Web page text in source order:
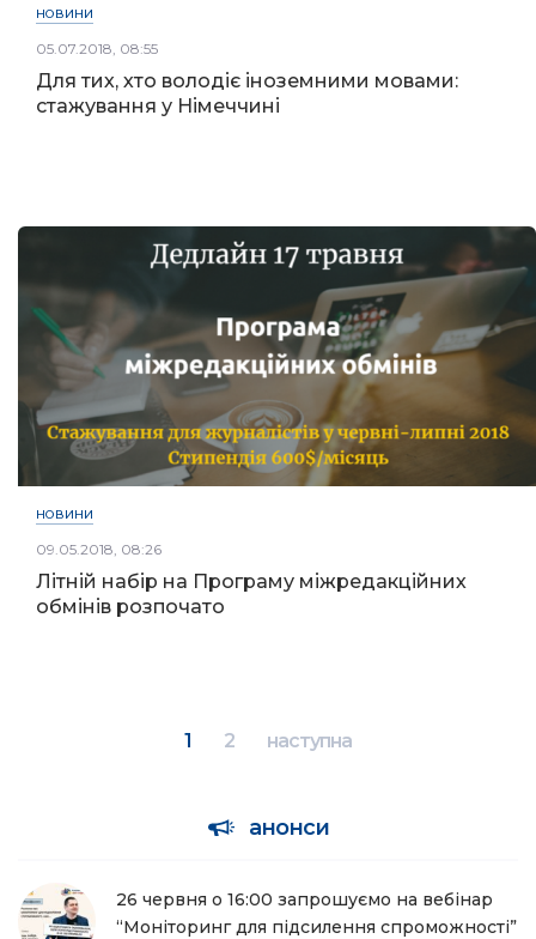
НОВИНИ
05.07.2018, 08:55
Для тих, хто володіє іноземними мовами:
стажування у Німеччині
НОВИНИ
09.05.2018, 08:26
Літній набір на Програму міжредакційних
обмінів розпочато
1 2 наступна
анонси
26 червня о 16:00 запрошуємо на вебінар
“Моніторинг для підсилення спроможності”